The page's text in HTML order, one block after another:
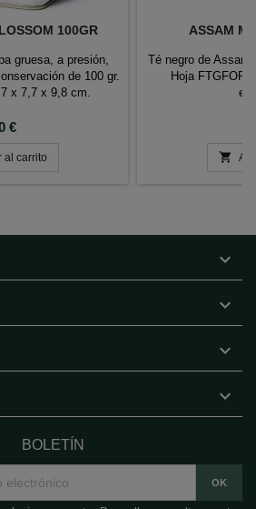
100GR
gruesa, a presión,
de 100 gr.
x 7,7 x 9,8 cm.
€
al carrito
ASSAM
Té negro de
Hoja FTGFOP,





BOLETÍN